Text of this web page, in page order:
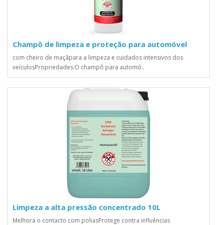
Champô de limpeza e proteção para automóvel
com cheiro de maçãpara a limpeza e cuidados intensivos dos
veículosPropriedades:O champô para automó..
Limpeza a alta pressão concentrado 10L
Melhora o contacto com poliasProtege contra influências